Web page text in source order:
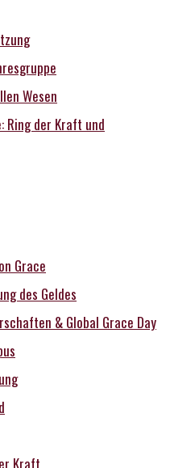
Wesen
Ring der Kraft und
Grace
des Geldes
& Global Grace Day
Kraft